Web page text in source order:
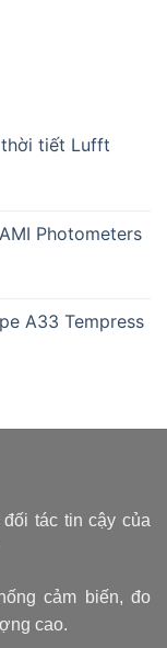
thời tiết Lufft
Photometers
A33 Tempress
tác tin cậy của
cảm biến, đo
cao.